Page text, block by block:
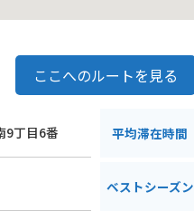
ここへのルートを見る
9丁目6番 平均滞在時間
ベストシーズン